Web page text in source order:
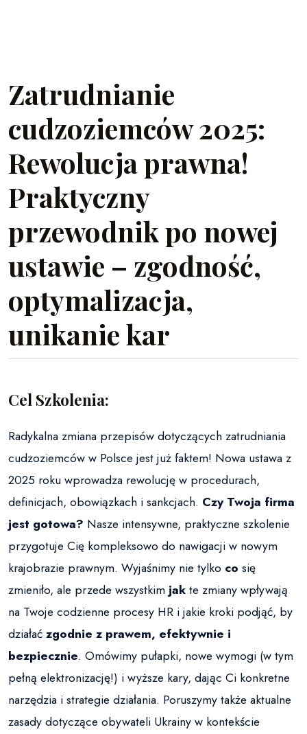
Zatrudnianie
cudzoziemców 2025:
Rewolucja prawna!
Praktyczny
przewodnik po nowej
ustawie – zgodność,
optymalizacja,
unikanie kar
Cel Szkolenia:
Radykalna zmiana przepisów dotyczących zatrudniania
cudzoziemców w Polsce jest już faktem! Nowa ustawa z
2025 roku wprowadza rewolucję w procedurach,
definicjach, obowiązkach i sankcjach. Czy Twoja firma
jest gotowa? Nasze intensywne, praktyczne szkolenie
przygotuje Cię kompleksowo do nawigacji w nowym
krajobrazie prawnym. Wyjaśnimy nie tylko co się
zmieniło, ale przede wszystkim jakte zmiany wpływają
na Twoje codzienne procesy HR i jakie kroki podjąć, by
działaćzgodnie z prawem, efektywnie i
bezpiecznie. Omówimy pułapki, nowe wymogi (w tym
pełną elektronizację!) i wyższe kary, dając Ci konkretne
narzędzia i strategie działania. Poruszymy także aktualne
zasady dotyczące obywateli Ukrainy w kontekście